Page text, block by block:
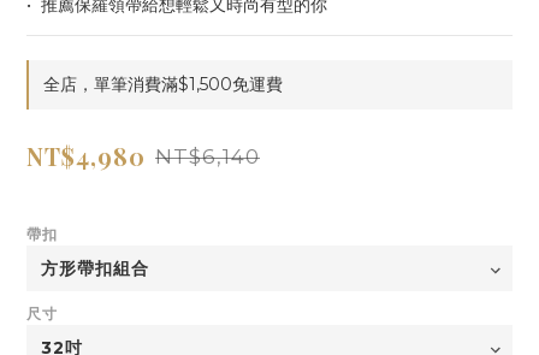
•  推薦保羅領帶給想輕鬆又時尚有型的你
全店，單筆消費滿$1,500免運費
NT$4,980 NT$6,140
帶扣
尺寸